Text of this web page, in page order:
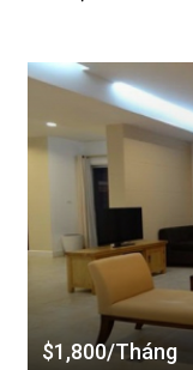
$1,800/Tháng